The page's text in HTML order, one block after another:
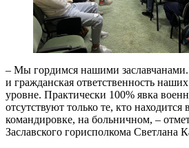
– Мы гордимся нашими заславчанами.
и гражданская ответственность
уровне. Практически 100% явка
отсутствуют только те, кто
командировке, на больничном, –
Заславского горисполкома Светлана